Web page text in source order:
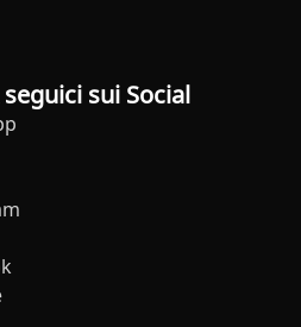
seguici sui Social